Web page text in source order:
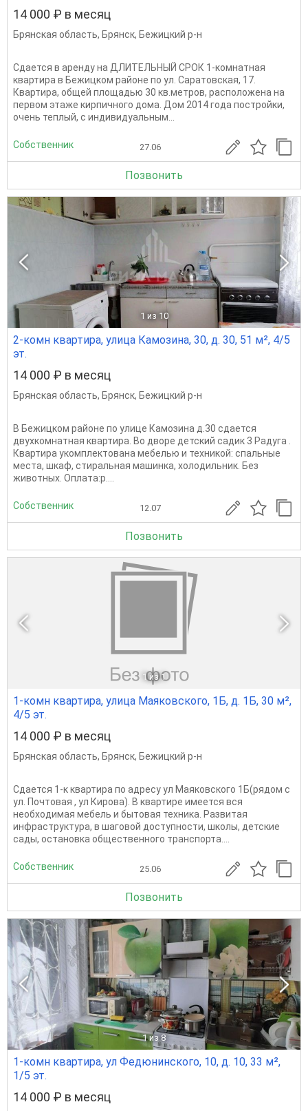
14 000 ₽ в месяц
Брянская область, Брянск, Бежицкий р-н
Сдается в аренду на ДЛИТЕЛЬНЫЙ СРОК 1-комнатная
квартира в Бежицком районе по ул. Саратовская, 17.
Квартира, общей площадью 30 кв.метров, расположена на
первом этаже кирпичного дома. Дом 2014 года постройки,
очень теплый, с индивидуальным...
Собственник 27.06
Позвонить
1 из 10
2-комн квартира, улица Камозина, 30, д. 30, 51 м², 4/5
эт.
14 000 ₽ в месяц
Брянская область, Брянск, Бежицкий р-н
В Бежицком районе по улице Камозина д.30 сдается
двухкомнатная квартира. Во дворе детский садик 3 Радуга .
Квартира укомплектована мебелью и техникой: спальные
места, шкаф, стиральная машинка, холодильник. Без
животных. Оплата:р....
Собственник 12.07
Позвонить
1 из 1
1-комн квартира, улица Маяковского, 1Б, д. 1Б, 30 м²,
4/5 эт.
14 000 ₽ в месяц
Брянская область, Брянск, Бежицкий р-н
Сдается 1-к квартира по адресу ул Маяковского 1Б(рядом с
ул. Почтовая , ул Кирова). В квартире имеется вся
необходимая мебель и бытовая техника. Развитая
инфраструктура, в шаговой доступности, школы, детские
сады, остановка общественного транспорта....
Собственник 25.06
Позвонить
1 из 8
1-комн квартира, ул Федюнинского, 10, д. 10, 33 м²,
1/5 эт.
14 000 ₽ в месяц